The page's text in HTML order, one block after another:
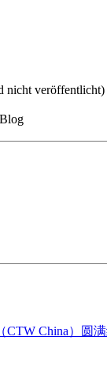
nicht veröffentlicht)
CTW China）圆